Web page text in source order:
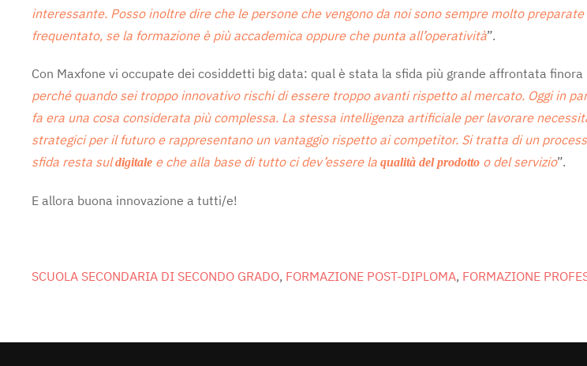
interessante. Posso inoltre dire che le persone che vengono da noi sono sempre molto
frequentato, se la formazione è più accademica oppure che punta all’operatività”.
Con Maxfone vi occupate dei cosiddetti big data: qual è stata la sfida più grande affrontata
perché quando sei troppo innovativo rischi di essere troppo avanti rispetto al mercato. Oggi in
fa era una cosa considerata più complessa. La stessa intelligenza artificiale per lavorare
strategici per il futuro e rappresentano un vantaggio rispetto ai competitor. Si tratta di un
sfida resta suldigitale e che alla base di tutto ci dev’essere la qualità del prodotto o del servizio”.
E allora buona innovazione a tutti/e!
Sara
SCUOLA SECONDARIA DI SECONDO GRADO, FORMAZIONE POST-DIPLOMA, FORMAZIONE